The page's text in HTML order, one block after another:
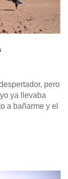
pero
ya llevaba
a bañarme y el